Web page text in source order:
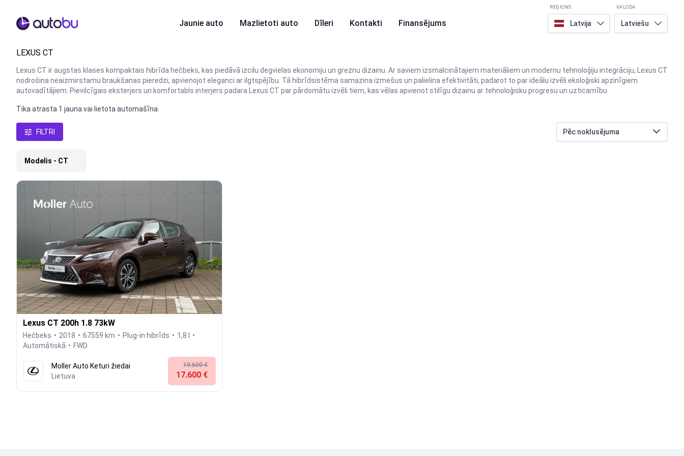
Autobu.eu Jaunie auto Mazlietoti auto Dīleri Kontakti Finansējums
REĢIONS
Latvija
VALODA
Latviešu
LEXUS CT
Lexus CT ir augstas klases kompaktais hibrīda hečbeks, kas piedāvā izcilu degvielas ekonomiju un greznu dizainu. Ar saviem izsmalcinātajiem materiāliem un modernu tehnoloģiju integrāciju, Lexus CT
nodrošina neaizmirstamu braukšanas pieredzi, apvienojot eleganci ar ilgtspējību. Tā hibrīdsistēma samazina izmešus un palielina efektivitāti, padarot to par ideālu izvēli ekoloģiski apzinīgiem
autovadītājiem. Pievilcīgais eksterjers un komfortabls interjers padara Lexus CT par pārdomātu izvēli tiem, kas vēlas apvienot stilīgu dizainu ar tehnoloģisku progresu un uzticamību.
Tika atrasta 1 jauna vai lietota automašīna.
FILTRI
Modelis - CT
Lexus CT 200h 1.8 73kW
Hečbeks 2018 67559 km Plug-in hibrīds
1,8 l
Automātiskā
FWD
Moller Auto Keturi žiedai
Lietuva
19.600 €
17.600 €